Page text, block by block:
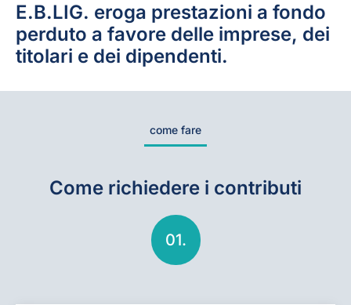
E.B.LIG. eroga prestazioni a fondo
perduto a favore delle imprese, dei
titolari e dei dipendenti.
come fare
Come richiedere i contributi
01.